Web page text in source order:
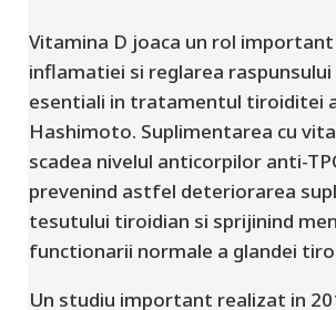
Vitamina D joaca un rol
inflamatiei si reglarea
esentiali in tratamentul tiroiditei
Hashimoto. Suplimentarea cu
scadea nivelul anticorpilor anti-
prevenind astfel deteriorarea
tesutului tiroidian si sprijinind
functionarii normale a glandei
Un studiu important realizat in